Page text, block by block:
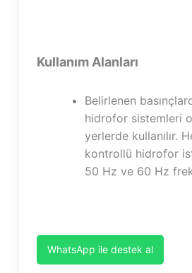
Kullanım Alanları
Belirlenen
hidrofor sistemleri
yerlerde kullanılır.
kontrollü hidrofor
50 Hz ve 60 Hz
WhatsApp ile destek al